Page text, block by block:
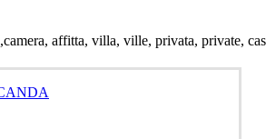
affitta, villa, ville, privata, private,